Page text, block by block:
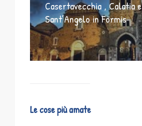
Casertavecchia , Calatia e
Sant’Angelo in Formis
Le cose più amate